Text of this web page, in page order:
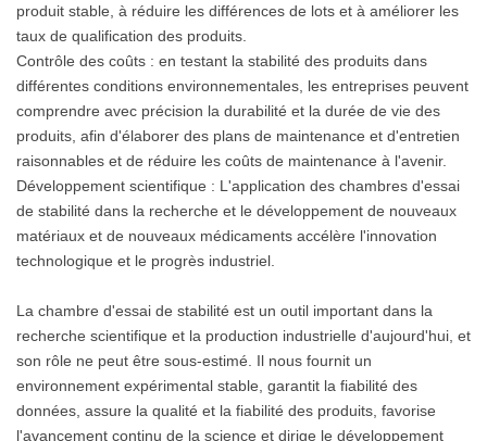
produit stable, à réduire les différences de lots et à améliorer les
taux de qualification des produits.
Contrôle des coûts : en testant la stabilité des produits dans
différentes conditions environnementales, les entreprises peuvent
comprendre avec précision la durabilité et la durée de vie des
produits, afin d'élaborer des plans de maintenance et d'entretien
raisonnables et de réduire les coûts de maintenance à l'avenir.
Développement scientifique : L'application des chambres d'essai
de stabilité dans la recherche et le développement de nouveaux
matériaux et de nouveaux médicaments accélère l'innovation
technologique et le progrès industriel.
La chambre d'essai de stabilité est un outil important dans la
recherche scientifique et la production industrielle d'aujourd'hui, et
son rôle ne peut être sous-estimé. Il nous fournit un
environnement expérimental stable, garantit la fiabilité des
données, assure la qualité et la fiabilité des produits, favorise
l'avancement continu de la science et dirige le développement